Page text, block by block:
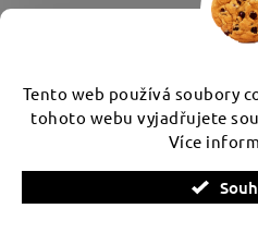
Tento web používá soubory
tohoto webu vyjadřujete
Více
Instagram
WUX.